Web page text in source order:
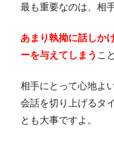
最も重要なのは、相
あまり執拗に話しか
ーを与えてしまう こ
相手にとって心地よ
会話を切り上げるタ
とも大事ですよ。